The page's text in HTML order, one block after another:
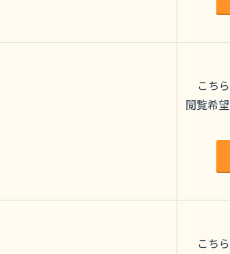
こち
閲覧希
こち